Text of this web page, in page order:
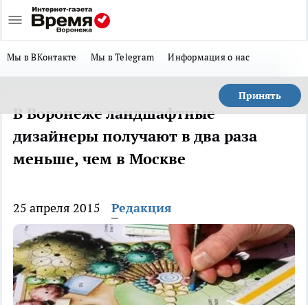
Мы в ВКонтакте Мы в Telegram Информация о нас
Принять
В Воронеже ландшафтные
дизайнеры получают в два раза
меньше, чем в Москве
25 апреля 2015 Редакция